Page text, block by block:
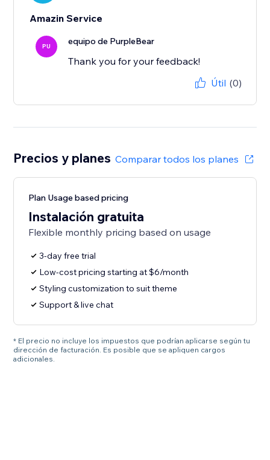
Amazin Service
PU equipo de PurpleBear
Thank you for your feedback!
Útil (0)
Precios y planes Comparar todos los planes
Plan Usage based pricing
Instalación gratuita
Flexible monthly pricing based on usage
3-day free trial
Low-cost pricing starting at $6/month
Styling customization to suit theme
Support & live chat
* El precio no incluye los impuestos que podrían aplicarse según tu
dirección de facturación. Es posible que se apliquen cargos
adicionales.